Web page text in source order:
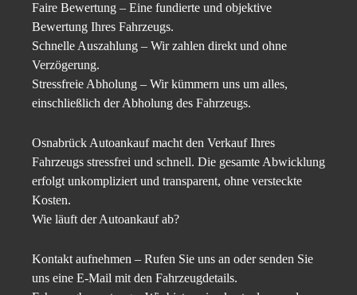
Faire Bewertung – Eine fundierte und objektive
Bewertung Ihres Fahrzeugs.
Schnelle Auszahlung – Wir zahlen direkt und ohne
Verzögerung.
Stressfreie Abholung – Wir kümmern uns um alles,
einschließlich der Abholung des Fahrzeugs.
Osnabrück Autoankauf macht den Verkauf Ihres
Fahrzeugs stressfrei und schnell. Die gesamte Abwicklung
erfolgt unkompliziert und transparent, ohne versteckte
Kosten.
Wie läuft der Autoankauf ab?
Kontakt aufnehmen – Rufen Sie uns an oder senden Sie
uns eine E-Mail mit den Fahrzeugdetails.